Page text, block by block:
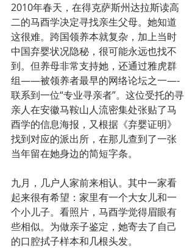
2010年春天，在得克萨斯州达拉斯读高
二的马酉学决定寻找亲生父母。她知道
这很难。跨国领养本就复杂，加上当时
中国弃婴状况隐秘，很可能永远也找不
到。但养母非常支持她，还通过雅虎群
组——被领养者最早的网络论坛之一—-
联系到一位“专业寻亲者”。这位受托的寻
亲人在安徽马鞍山人流密集处张贴了马
酉学的信息海报，又根据《弃婴证明》
找到对应的派出所，在那儿查到了一张
当年留在她身边的简短字条。
九月，几户人家前来相认。其中一家看
起来很有希望：家里有一个大女儿和一
个小儿子。看照片，马酉学觉得眉眼有
些相似。为做亲子鉴定，她寄去了自己
的口腔拭子样本和几根头发。